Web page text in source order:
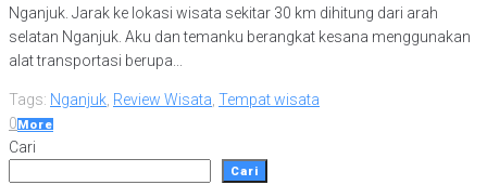
Nganjuk. Jarak ke lokasi wisata sekitar 30 km dihitung dari arah
selatan Nganjuk. Aku dan temanku berangkat kesana menggunakan
alat transportasi berupa...
Tags: Nganjuk Review Wisata Tempat wisata
0 More
Cari
Cari